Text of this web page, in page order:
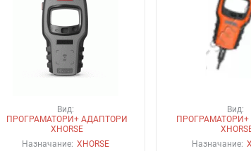
Вид:
ПРОГРАМАТОРИ+ АДАПТОРИ
XHORSE
Назначание: XHORSE
Вид:
Назначание: